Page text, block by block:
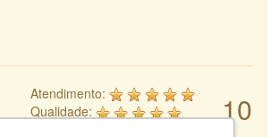
10
Atendimento:
Qualidade: